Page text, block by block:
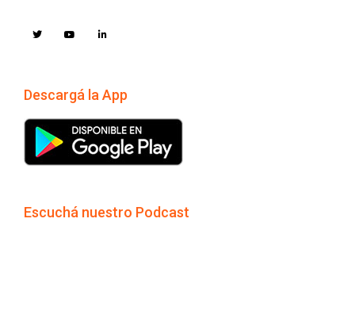
Descargá la App
Escuchá nuestro Podcast